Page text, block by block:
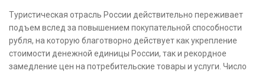
Туристическая отрасль России действительно переживает
подъем вслед за повышением покупательной способности
рубля, на которую благотворно действует как укрепление
стоимости денежной единицы России, так и рекордное
замедление цен на потребительские товары и услуги. Число